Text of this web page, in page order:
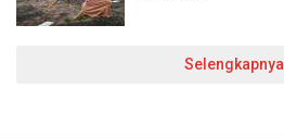
Selengkapnya